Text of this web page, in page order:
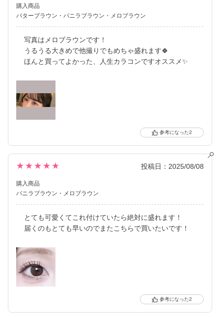
※日本国内承認着色直径において、2025年5月27日時点 自社調べ
購入商品
バターブラウン
バニラブラウン メロブラウン
写真はメロブラウンです！
うるうる大きめで他撮りでもめちゃ盛れます🍀
ほんと買ってよかった、人生カラコンですオススメ✨
2
★★★★★ 投稿日：2025/08/08
購入商品
バニラブラウン
メロブラウン
とても可愛くてこれ付けていたら絶対に盛れます！
届くのもとても早いのでまたこちらで買いたいです！
2